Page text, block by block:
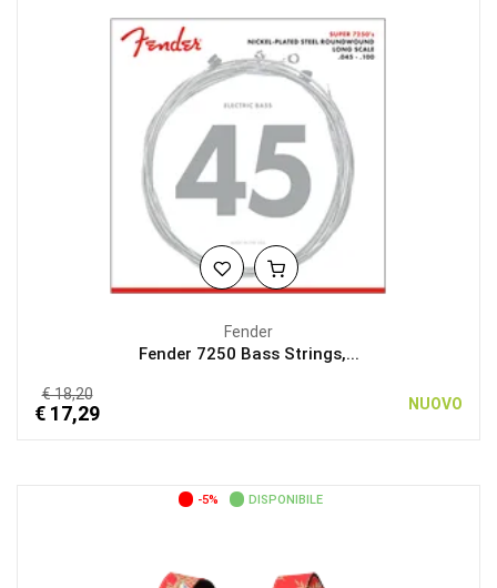
Fender
Fender 7250 Bass Strings,...
€ 18,20
€ 17,29 NUOVO
-5% DISPONIBILE